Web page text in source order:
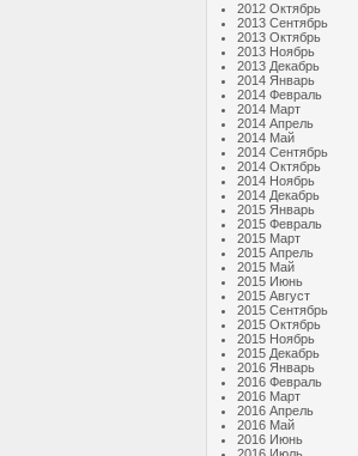
2012 Октябрь
2013 Сентябрь
2013 Октябрь
2013 Ноябрь
2013 Декабрь
2014 Январь
2014 Февраль
2014 Март
2014 Апрель
2014 Май
2014 Сентябрь
2014 Октябрь
2014 Ноябрь
2014 Декабрь
2015 Январь
2015 Февраль
2015 Март
2015 Апрель
2015 Май
2015 Июнь
2015 Август
2015 Сентябрь
2015 Октябрь
2015 Ноябрь
2015 Декабрь
2016 Январь
2016 Февраль
2016 Март
2016 Апрель
2016 Май
2016 Июнь